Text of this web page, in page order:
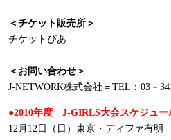
＜チケット販売所＞
チケットぴあ
＜お問い合わせ＞
J-NETWORK株式会社＝TEL：03－
●2010年度 J-GIRLS大会スケジュー
12月12日（日）東京・ディファ有明